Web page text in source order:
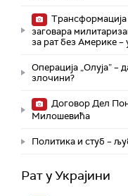
Трансформација
заговара
за рат без Америке
Операција „Олуја” –
злочини?
Договор Дел
Милошевића
Политика и стуб –
Рат у Украјини